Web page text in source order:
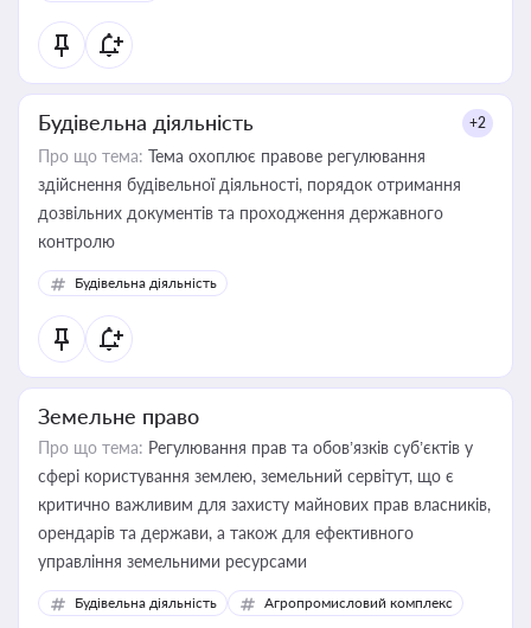
Будівельна діяльність +2
Про що тема: Тема охоплює правове регулювання
здійснення будівельної діяльності, порядок отримання
дозвільних документів та проходження державного
контролю
Будівельна діяльність
Земельне право
Про що тема: Регулювання прав та обов’язків суб’єктів у
сфері користування землею, земельний сервітут, що є
критично важливим для захисту майнових прав власників,
орендарів та держави, а також для ефективного
управління земельними ресурсами
Будівельна діяльність Агропромисловий комплекс